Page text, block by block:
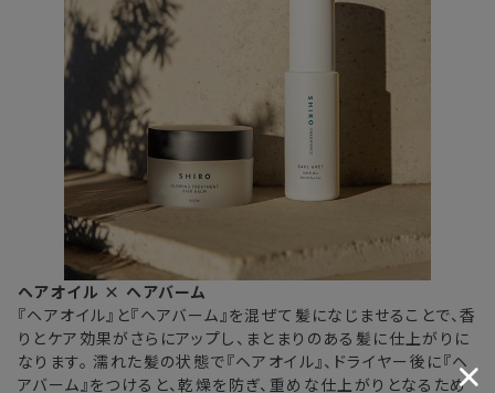
ヘアオイル × ヘアバーム
『ヘアオイル』と『ヘアバーム』を混ぜて髪になじませることで、香
りとケア効果がさらにアップし、まとまりのある髪に仕上がりに
なります。 濡れた髪の状態で『ヘアオイル』、ドライヤー後に『ヘ
アバーム』をつけると、乾燥を防ぎ、重めな仕上がりとなるため